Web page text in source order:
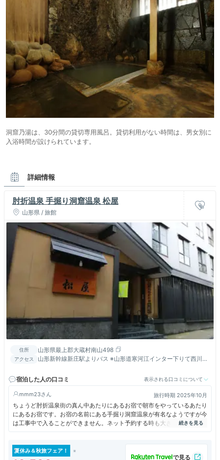
洞窟乃湯は、30分間の貸切専用風呂。貸切利用がない時間は、男女別に
入浴時間が設けられています。
詳細情報
肘折温泉 手掘り洞窟温泉 松屋
山形県 / 旅館
住所 山形県最上郡大蔵村南山498
アクセス
山形新幹線新庄駅よりバス ※山形道寒河江インター下りて西川町
宿泊した人の口コミ
表示される口コミについて
mmm23 旅行時期 2025年10月
ちょうど肘折温泉街の真ん中あたりにあるお宿で朝市をやっているあたり
にあるお宿です。お宿の名前にある手掘り洞窟温泉が有名なようですが今
は工事中で入ることができません。ネット予約する時も大きな警告が書い
てありました。チエックインの時間よりもかなり早く着いたのですが、す
す。部屋は３階で、もう布団が敷いてありました。すぐに温泉に入り、そ
の後にゴロゴロしたかったので、布団が敷いてあると好都合です。夕食は
夏休み＆秋旅フェア！